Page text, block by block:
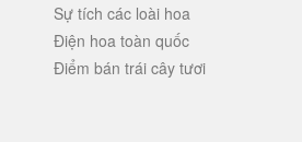
Sự tích các loài hoa
Điện hoa toàn quốc
Điểm bán trái cây tươi